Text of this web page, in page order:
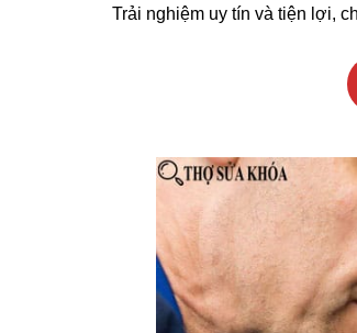
Trải nghiệm uy tín và tiện lợi,